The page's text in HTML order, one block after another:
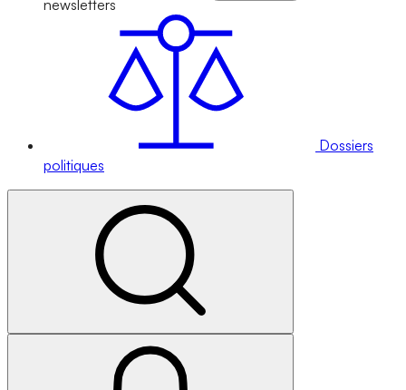
newsletters
Dossiers
politiques